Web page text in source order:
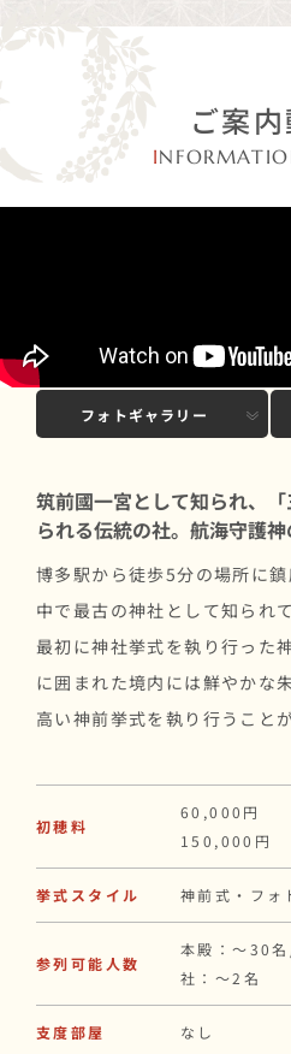
ご案
I
基本情報
フォトギャラリー
筑前國一宮として知られ、
られる伝統の社。航海守護神
博多駅から徒歩5分の場所に
中で最古の神社として知られ
最初に神社挙式を執り行った
に囲まれた境内には鮮やかな
高い神前挙式を執り行うこと
初穂料
60,000円
150,000円
挙式スタイル 神前式・フォ
参列可能人数
本殿：〜30
社：〜2名
支度部屋 なし